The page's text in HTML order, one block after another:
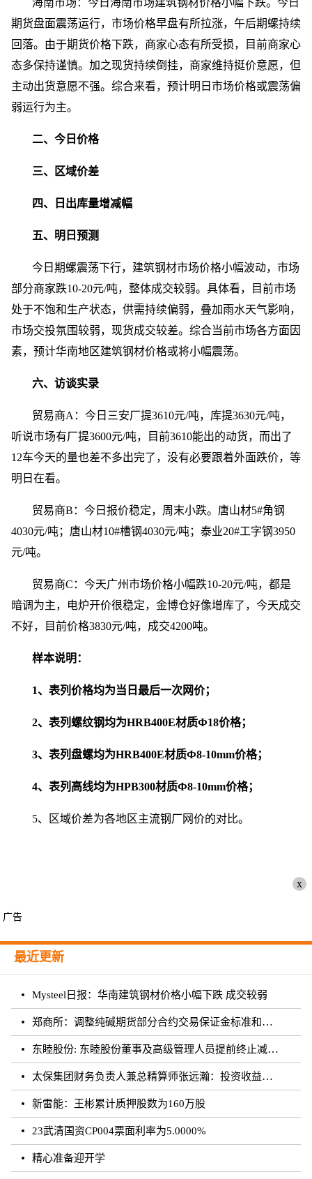
期货盘面震荡运行，市场价格早盘有所拉涨，午后期螺持续
回落。由于期货价格下跌，商家心态有所受损，目前商家心
态多保持谨慎。加之现货持续倒挂，商家维持挺价意愿，但
主动出货意愿不强。综合来看，预计明日市场价格或震荡偏
弱运行为主。
二、今日价格
三、区域价差
四、日出库量增减幅
五、明日预测
今日期螺震荡下行，建筑钢材市场价格小幅波动，市场
部分商家跌10-20元/吨，整体成交较弱。具体看，目前市场
处于不饱和生产状态，供需持续偏弱，叠加雨水天气影响，
市场交投氛围较弱，现货成交较差。综合当前市场各方面因
素，预计华南地区建筑钢材价格或将小幅震荡。
六、访谈实录
贸易商A：今日三安厂提3610元/吨，库提3630元/吨，
听说市场有厂提3600元/吨，目前3610能出的动货，而出了
12车今天的量也差不多出完了，没有必要跟着外面跌价，等
明日在看。
贸易商B：今日报价稳定，周末小跌。唐山材5#角钢
4030元/吨；唐山材10#槽钢4030元/吨；泰业20#工字钢3950
元/吨。
贸易商C：今天广州市场价格小幅跌10-20元/吨，都是
暗调为主，电炉开价很稳定，金博仓好像增库了，今天成交
不好，目前价格3830元/吨，成交4200吨。
样本说明：
1、表列价格均为当日最后一次网价；
2、表列螺纹钢均为HRB400E材质Ф18价格；
3、表列盘螺均为HRB400E材质Ф8-10mm价格；
4、表列高线均为HPB300材质Ф8-10mm价格；
5、区域价差为各地区主流钢厂网价的对比。
x
广告
最近更新
Mysteel日报：华南建筑钢材价格小幅下跌 成交较弱
郑商所：调整纯碱期货部分合约交易保证金标准和涨跌停板幅度
东睦股份: 东睦股份董事及高级管理人员提前终止减持计划暨减持股份结果公告
太保集团财务负责人兼总精算师张远瀚：投资收益率不存在利差损风险，长期仍向好
新雷能：王彬累计质押股数为160万股
23武清国资CP004票面利率为5.0000%
精心准备迎开学